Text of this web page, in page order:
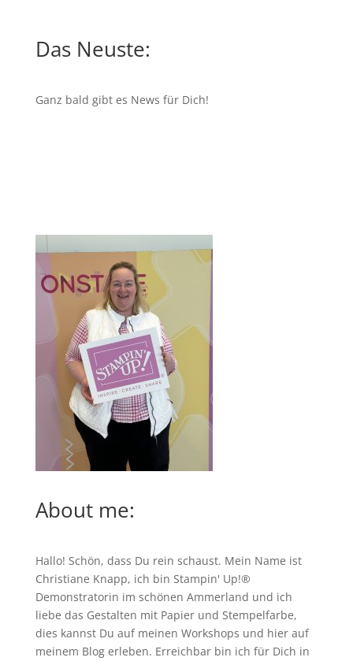
Das Neuste:
Ganz bald gibt es News für Dich!
About me:
Hallo! Schön, dass Du rein schaust. Mein Name ist
Christiane Knapp, ich bin Stampin' Up!®
Demonstratorin im schönen Ammerland und ich
liebe das Gestalten mit Papier und Stempelfarbe,
dies kannst Du auf meinen Workshops und hier auf
meinem Blog erleben. Erreichbar bin ich für Dich in